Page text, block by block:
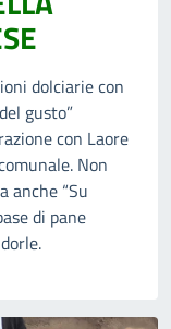
dolciarie con
gusto”
con Laore
Non
anche “Su
di pane